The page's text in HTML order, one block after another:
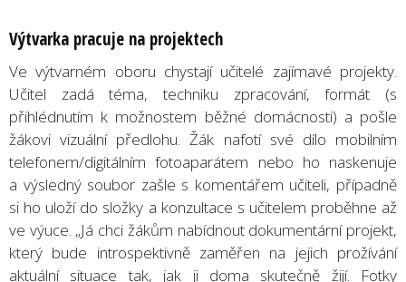
Výtvarka pracuje na projektech
Ve výtvarném oboru chystají učitelé zajímavé projekty.
Učitel zadá téma, techniku zpracování, formát (s
přihlédnutím k možnostem běžné domácnosti) a pošle
žákovi vizuální předlohu. Žák nafotí své dílo mobilním
telefonem/digitálním fotoaparátem nebo ho naskenuje
a výsledný soubor zašle s komentářem učiteli, případně
si ho uloží do složky a konzultace s učitelem proběhne až
ve výuce. „Já chci žákům nabídnout dokumentární projekt,
který bude introspektivně zaměřen na jejich prožívání
aktuální situace tak, jak ji doma skutečně žijí. Fotky